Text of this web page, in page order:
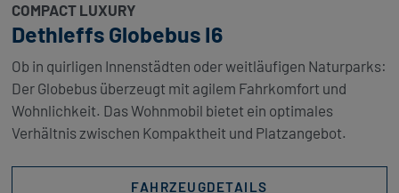
COMPACT LUXURY
Dethleffs Globebus I6
Ob in quirligen Innenstädten oder weitläufigen Naturparks:
Der Globebus überzeugt mit agilem Fahrkomfort und
Wohnlichkeit. Das Wohnmobil bietet ein optimales
Verhältnis zwischen Kompaktheit und Platzangebot.
FAHRZEUGDETAILS